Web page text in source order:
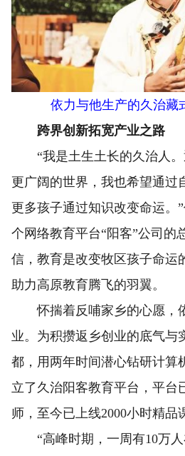
依力与他生产的久治藏
跨界创新拓宽产业之路
“我是土生土长的久治人。
更广阔的世界，我也希望通过
更多孩子通过知识改变命运。
个网络教育平台“阳客”公司的
信，教育是改变牧区孩子命运
助力高原教育腾飞的羽翼。
怀揣着反哺家乡的心愿，
业。为积攒返乡创业的底气与
都，用两年时间潜心钻研计算
立了久治阳客教育平台，平台
师，至今已上线2000小时精品
“高峰时期，一周有10万人